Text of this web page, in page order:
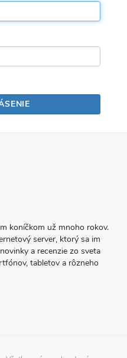
koníčkom už mnoho rokov.
server, ktorý sa im
a recenzie zo sveta
tabletov a rôzneho